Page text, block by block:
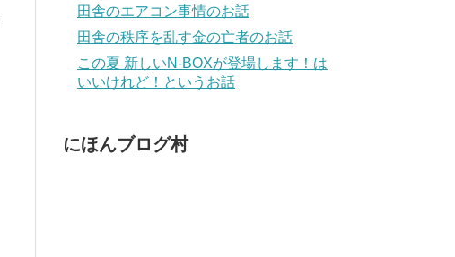
田舎のエアコン事情のお話
田舎の秩序を乱す金の亡者のお話
この夏 新しいN-BOXが登場します！は
いいけれど！というお話
にほんブログ村